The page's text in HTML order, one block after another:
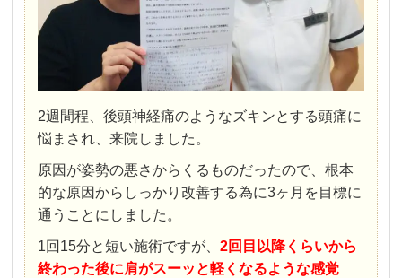
2週間程、後頭神経痛のようなズキンとする頭痛に
悩まされ、来院しました。
原因が姿勢の悪さからくるものだったので、根本
的な原因からしっかり改善する為に3ヶ月を目標に
通うことにしました。
1回15分と短い施術ですが、2回目以降くらいから
終わった後に肩がスーッと軽くなるような感覚